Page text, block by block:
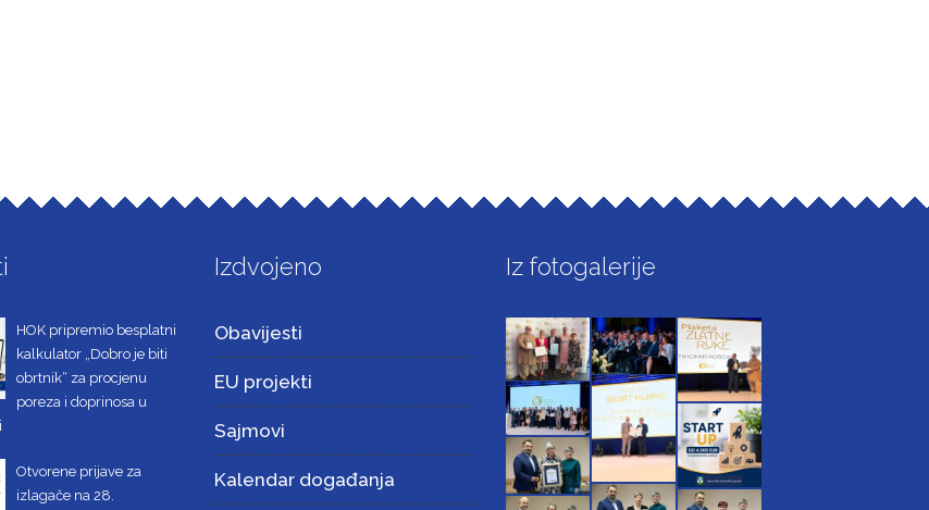
HOK pripremio besplatni
kalkulator „Dobro je biti
obrtnik“ za procjenu
poreza i doprinosa u
Otvorene prijave za
izlagače na 28.
Izdvojeno
Obavijesti
EU projekti
Sajmovi
Kalendar događanja
Iz fotogalerije